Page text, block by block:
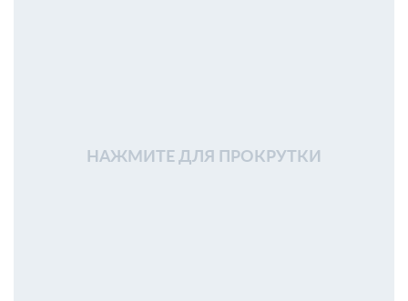
НАЖМИТЕ ДЛЯ ПРОКРУТКИ